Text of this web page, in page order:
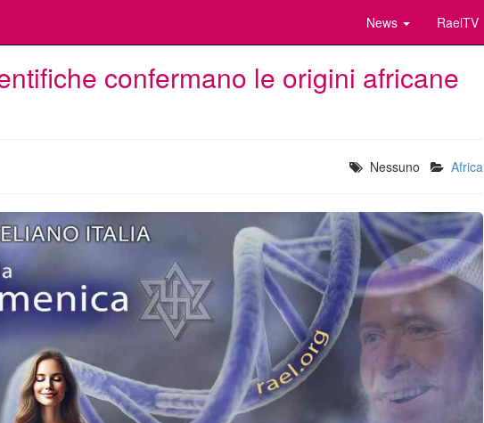
News RaelTV
confermano le origini africane
Nessuno Africa